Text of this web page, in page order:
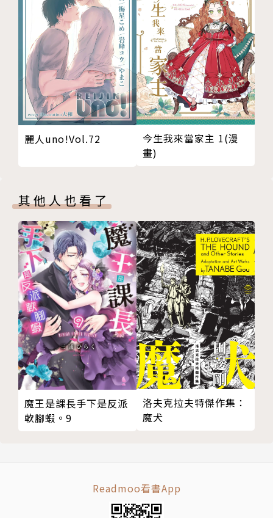
麗人uno!Vol.72
今生我來當家主 1(漫
畫)
其他人也看了
魔王是課長手下是反派
軟腳蝦。9
洛夫克拉夫特傑作集：
魔犬
Readmoo看書App